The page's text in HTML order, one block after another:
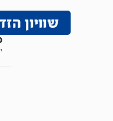
שוויון